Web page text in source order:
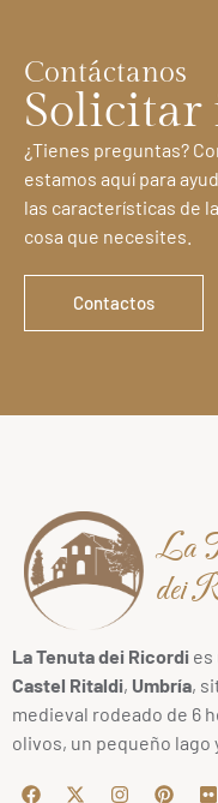
Contáctanos
¿Tienes preguntas?
estamos aquí para
las características de
cosa que necesites.
Contactos
La
dei
La Tenuta dei Ricordi es
Castel Ritaldi, Umbría,
medieval rodeado de 6
olivos, un pequeño lago